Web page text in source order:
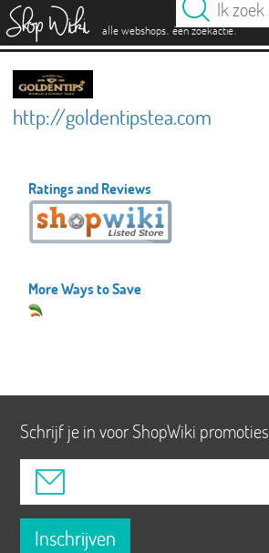
alle webshops. één zoekactie.
http://goldentipstea.com
Ratings and Reviews
More Ways to Save
Schrijf je in voor ShopWiki promoties
Inschrijven